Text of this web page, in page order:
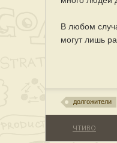
В любом
могут лишь
долгожители
ЧТИВО